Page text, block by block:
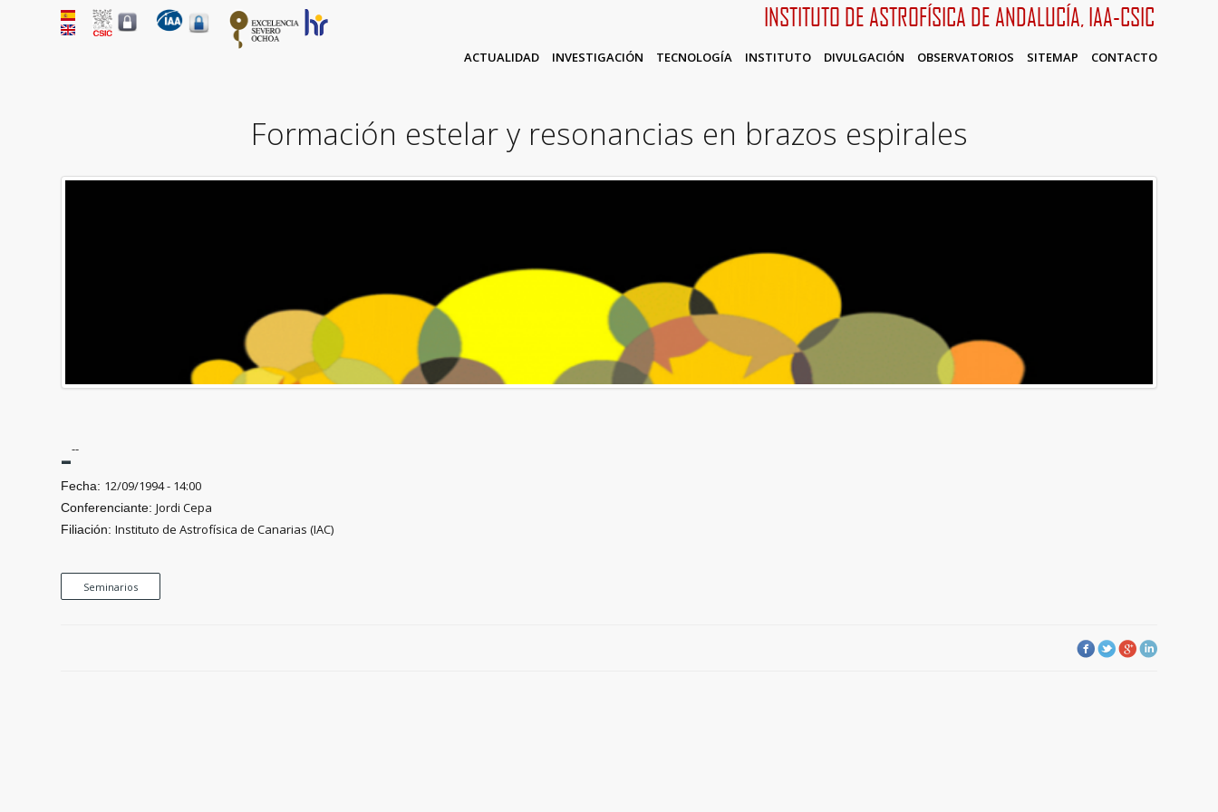
INSTITUTO DE ASTROFÍSICA DE ANDALUCÍA, IAA-CSIC
ACTUALIDAD INVESTIGACIÓN TECNOLOGÍA INSTITUTO DIVULGACIÓN OBSERVATORIOS SITEMAP CONTACTO
Formación estelar y resonancias en brazos espirales
---
Fecha: 12/09/1994 - 14:00
Conferenciante:Jordi Cepa
Filiación:Instituto de Astrofísica de Canarias (IAC)
Seminarios